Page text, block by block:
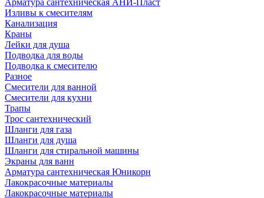
Изливы к смесителям
Канализация
Краны
Лейки для душа
Подводка для воды
Подводка к смесителю
Разное
Смесители для ванной
Смесители для кухни
Трапы
Трос сантехнический
Шланги для газа
Шланги для душа
Шланги для стиральной машины
Экраны для ванн
Арматура сантехническая Юникорн
Лакокрасочные материалы
Лакокрасочные материалы